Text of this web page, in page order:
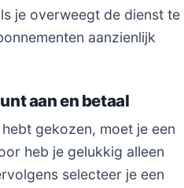
je overweegt de dienst te
aanzienlijk
aan en betaal
gekozen, moet je een
heb je gelukkig alleen
selecteer je een